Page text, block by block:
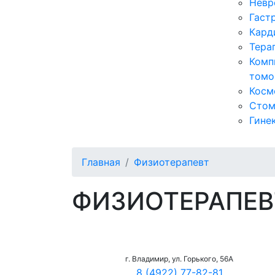
Главная Физиотерапевт
г. Владимир, ул. Горького, 56А
8 (4922) 77-82-81